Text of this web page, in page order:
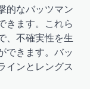
的なバッツマン
きます。これら
、不確実性を生
できます。バッ
インとレングス